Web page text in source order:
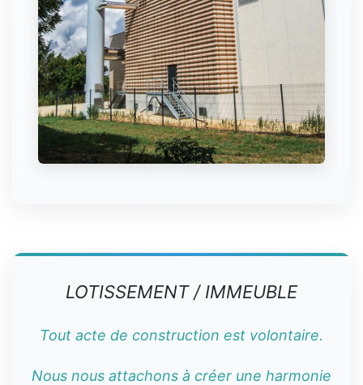
LOTISSEMENT / IMMEUBLE
Tout acte de construction est volontaire.
Nous nous attachons à créer une harmonie